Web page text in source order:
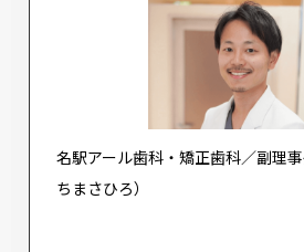
名駅アール歯科・矯正歯科／副理
ちまさひろ）